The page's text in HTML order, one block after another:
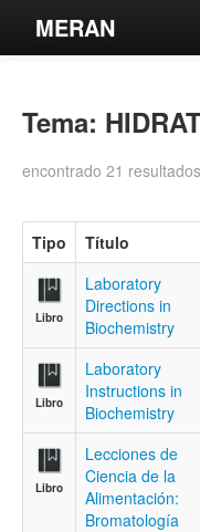
MERAN
Búsqueda Avanzada
Contacto
Iniciar sesión
Tema:
encontrado 21 resultados
Tipo Título
Libro
Laboratory
Directions in
Biochemistry
Libro
Laboratory
Instructions in
Biochemistry
Libro
Lecciones de
Ciencia de la
Alimentación:
Bromatología